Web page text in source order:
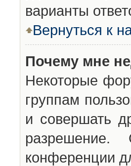
варианты
Вернуться к
Почему мне
Некоторые
группам
и совершать
разрешение.
конференции